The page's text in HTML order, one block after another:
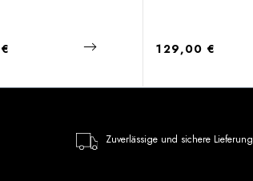
Preis: Regulärer Preis:
129,00 €
Zuverlässige und sichere Lieferung